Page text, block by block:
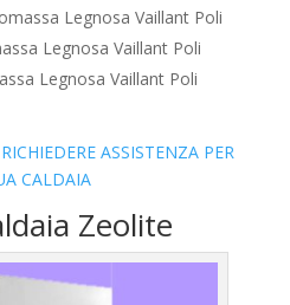
Legnosa Vaillant Poli
Legnosa Vaillant Poli
Legnosa Vaillant Poli
ASSISTENZA PER
CALDAIA
Zeolite